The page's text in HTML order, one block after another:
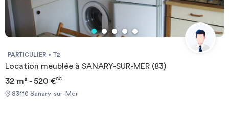
PARTICULIER T2
Location meublée à SANARY-SUR-MER (83)
32 m² - 520 €CC
83110 Sanary-sur-Mer